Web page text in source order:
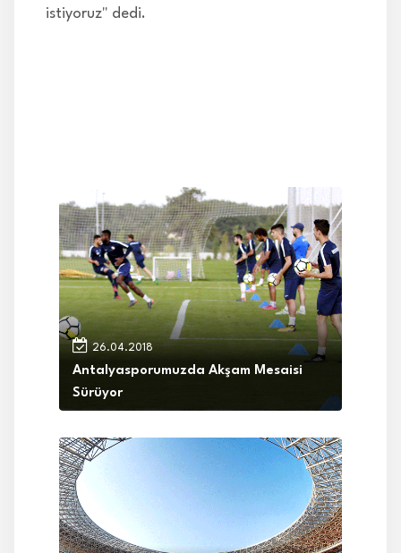
istiyoruz" dedi.
26.04.2018
Antalyasporumuzda Akşam Mesaisi
Sürüyor